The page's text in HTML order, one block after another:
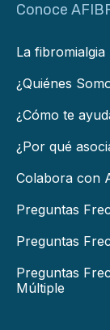
Conoce
La fibromialgia
¿Quiénes
¿Cómo te
¿Por qué
Colabora con
Preguntas
Preguntas
Preguntas
Múltiple